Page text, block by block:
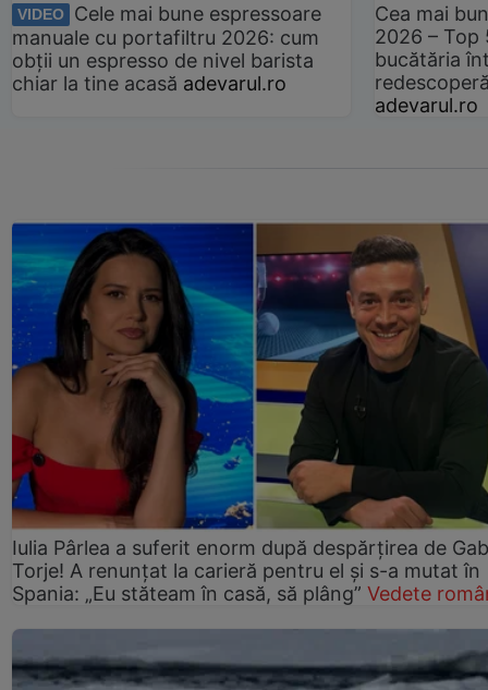
VIDEO
Cele mai bune espressoare
manuale cu portafiltru 2026: cum
obții un espresso de nivel barista
chiar la tine acasă adevarul.ro
Cea mai
2026 –
bucătăria
adevarul.ro
Iulia Pârlea a suferit enorm după despărțirea de
Torje! A renunțat la carieră pentru el și s-a mutat în
Spania: „Eu stăteam în casă, să plâng” Vedete